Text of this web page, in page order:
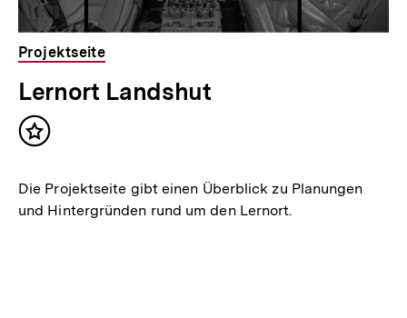
Projektseite
Lernort Landshut
Inhalt
Die Projektseite gibt einen Überblick zu Planungen
und Hintergründen rund um den Lernort.